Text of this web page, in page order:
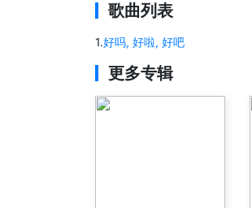
歌曲列表
1.好吗, 好啦, 好吧
更多专辑